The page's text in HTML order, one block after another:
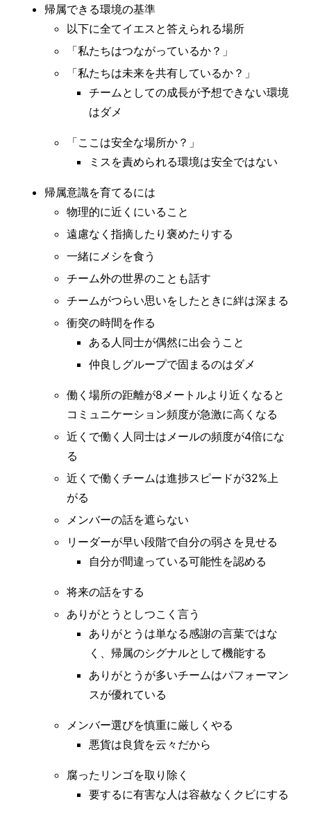
帰属できる環境の基準
以下に全てイエスと答えられる場所
「私たちはつながっているか？」
「私たちは未来を共有しているか？」
チームとしての成長が予想できない環境
はダメ
「ここは安全な場所か？」
ミスを責められる環境は安全ではない
帰属意識を育てるには
物理的に近くにいること
遠慮なく指摘したり褒めたりする
一緒にメシを食う
チーム外の世界のことも話す
チームがつらい思いをしたときに絆は深まる
衝突の時間を作る
ある人同士が偶然に出会うこと
仲良しグループで固まるのはダメ
働く場所の距離が8メートルより近くなると
コミュニケーション頻度が急激に高くなる
近くで働く人同士はメールの頻度が4倍にな
る
近くで働くチームは進捗スピードが32%上
がる
メンバーの話を遮らない
リーダーが早い段階で自分の弱さを見せる
自分が間違っている可能性を認める
将来の話をする
ありがとうとしつこく言う
ありがとうは単なる感謝の言葉ではな
く、帰属のシグナルとして機能する
ありがとうが多いチームはパフォーマン
スが優れている
メンバー選びを慎重に厳しくやる
悪貨は良貨を云々だから
腐ったリンゴを取り除く
要するに有害な人は容赦なくクビにする